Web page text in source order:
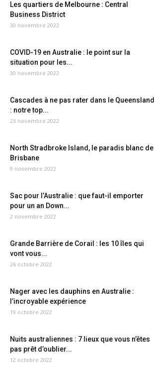
Les quartiers de Melbourne : Central
Business District
30 novembre 2022
COVID-19 en Australie : le point sur la
situation pour les...
30 novembre 2022
Cascades à ne pas rater dans le Queensland
: notre top...
23 novembre 2022
North Stradbroke Island, le paradis blanc de
Brisbane
9 novembre 2022
Sac pour l’Australie : que faut-il emporter
pour un an Down...
2 novembre 2022
Grande Barrière de Corail : les 10 îles qui
vont vous...
26 octobre 2022
Nager avec les dauphins en Australie :
l’incroyable expérience
19 octobre 2022
Nuits australiennes : 7 lieux que vous n’êtes
pas prêt d’oublier...
12 octobre 2022